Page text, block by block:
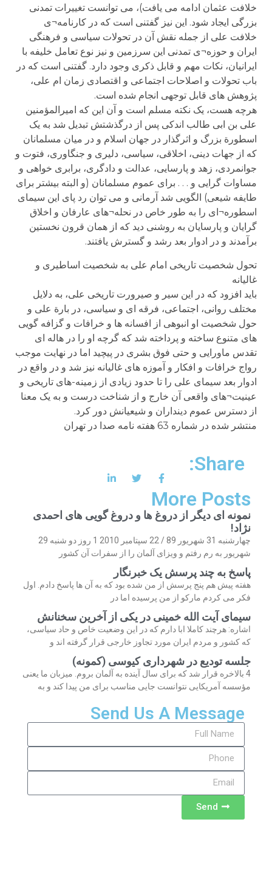
خلافت عثمان ادامه می یافت)، می توانست تغییرات تمدنی
بزرگی ایجاد شود. این نیز گفتنی است که در کارنامه¬ی
خلافت علی از جمله نقش آن در تحولات سیاسی و فرهنگی
ایران و حوزه¬ی تمدنی این سرزمین و نیز نوع تعامل خلیفه با
ایرانیان، نکات مهم و قابل ذکری وجود دارد. گفتنی است که در
باب تحولات و اصلاحات اجتماعی و اقتصادی زمان ام علی،
پژوهش های قابل توجهی انجام شده است.
هرچه هست، یک نکته مسلم است و آن این که امیرالمؤمنین
علی بن ابی طالب اندکی پس از درگذشتش تبدیل شد به یک
اسطورة بزرگ و اثرگذار در جهان اسلام و در میان مسلمانان
که از جهات دینی، اخلاقی، سیاسی، دلیری و جنگاوری، فتوت و
جوانمردی، زهد و پارسایی، عدالت و دادگری، برابری خواهی و
مساوات گرایی و . . . برای عموم مسلمانان (و البته بیشتر برای
طایفه شیعی) الگویی شد آرمانی و می توان رد پای این سیمای
اسطوره¬ای را به طور خاص در نحله¬های عارفان و اخلاق
گرایان و پارسایان به روشنی دید که از همان قرون نخستین
برآمدند و در ادوار بعد رشد و گسترش یافتند.
تحول شخصیت تاریخی امام علی به شخصیت اساطیری و
غالیانه
باید افزود که در این سیر و صیرورت تاریخی علی، به دلایل
مختلف روانی، اجتماعی، فرقه ای و سیاسی، در بارة علی و
حول شخصیت او انبوهی از افسانه ها و خرافات و گزافه گویی
های متنوع ساخته و پرداخته شد که گرچه او را در هاله ای
تقدس ماورایی و حتی فوق بشری در پیچید اما در نهایت موجب
رواج خرافات و افکار و آموزه های غالیانه نیز شد و در واقع در
ادوار بعد سیمای علی را تا حدود زیادی از زمینه-های تاریخی و
عینیت¬های واقعی آن خارج و از شناخت درست و به یک معنا
از دسترس عموم دینداران و شیعیانش دور کرد.
منتشر شده در شماره 63 هفته نامه صدا در تهران
Share:
More Posts
نمونه ای دیگر از دروغ ها و دروغ گویی های احمدی
نژاد!
چهارشنبه 31 شهریور 89 / 22 سپتامبر 2010 1 روز دو شنبه 29
شهریور به رم رفتم و ویزای آلمان را از سفرات آن کشور
پاسخ به چند پرسش یک خبرنگار
هفته پیش هم پنج پرسش از من شده بود که به آن ها پاسخ دادم. اول
فکر می کردم مارکو از من پرسیده اما در
سیمای آیت الله خمینی در یکی از آخرین سخنانش
اشاره: هرچند کاملا ابا دارم که در این وضعیت خاص و حاد سیاسی،
که کشور و مردم ایران مورد تجاوز خارجی قرار گرفته اند و
جلسه تودیع در شهرداری کیوسی (کمونه)
4 بالاخره قرار شد که برای سال آینده به آلمان بروم. میزبان ما یعنی
مؤسسه آمریکایی نتوانست جایی مناسب برای من پیدا کند و به
Send Us A Message
Send